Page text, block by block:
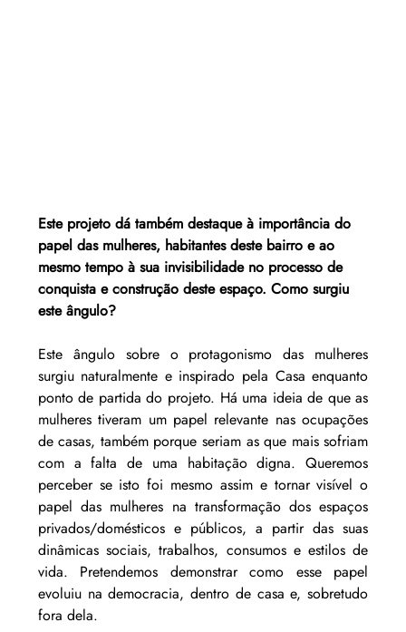
Este projeto dá também destaque à importância do
papel das mulheres, habitantes deste bairro e ao
mesmo tempo à sua invisibilidade no processo de
conquista e construção deste espaço. Como surgiu
este ângulo?
Este ângulo sobre o protagonismo das mulheres
surgiu naturalmente e inspirado pela Casa enquanto
ponto de partida do projeto. Há uma ideia de que as
mulheres tiveram um papel relevante nas ocupações
de casas, também porque seriam as que mais sofriam
com a falta de uma habitação digna. Queremos
perceber se isto foi mesmo assim e tornar visível o
papel das mulheres na transformação dos espaços
privados/domésticos e públicos, a partir das suas
dinâmicas sociais, trabalhos, consumos e estilos de
vida. Pretendemos demonstrar como esse papel
evoluiu na democracia, dentro de casa e, sobretudo
fora dela.